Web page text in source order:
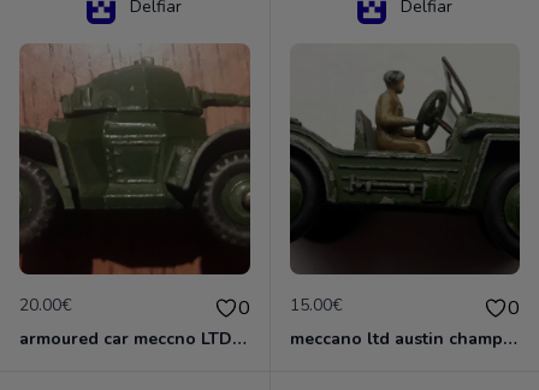
Delfiar
20.00€ 0
armoured car meccno LTD N°670
Delfiar
15.00€ 0
meccano ltd austin champ N°674